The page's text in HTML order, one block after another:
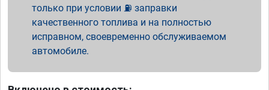
только при условии ⛽ заправки
качественного топлива и на полностью
исправном, своевременно обслуживаемом
автомобиле.